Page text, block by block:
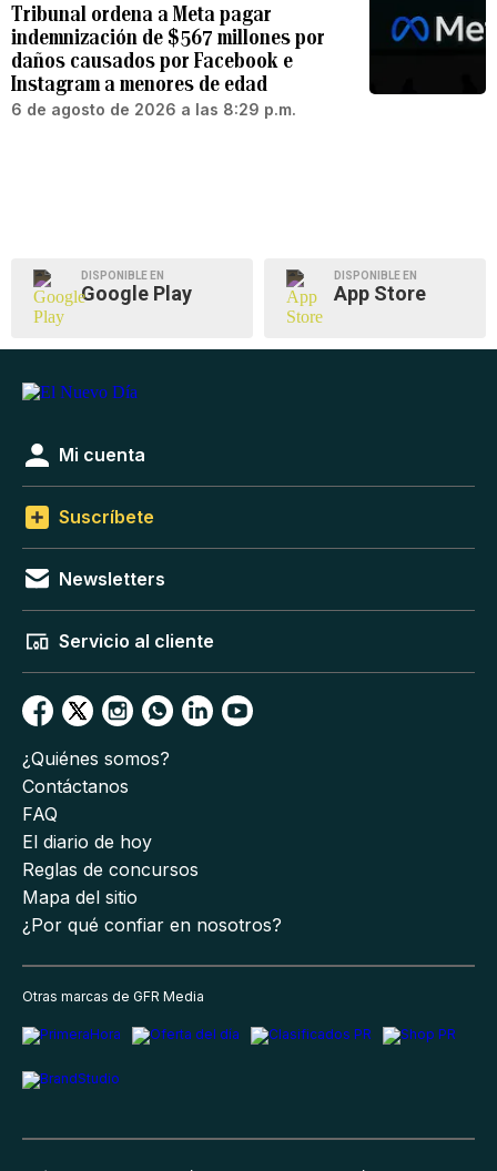
Tribunal ordena a Meta pagar
indemnización de $567 millones por
daños causados por Facebook e
Instagram a menores de edad
6 de agosto de 2026 a las 8:29 p.m.
DISPONIBLE EN
Google Play
DISPONIBLE EN
App Store
Mi cuenta
Suscríbete
Newsletters
Servicio al cliente
¿Quiénes somos?
Contáctanos
FAQ
El diario de hoy
Reglas de concursos
Mapa del sitio
¿Por qué confiar en nosotros?
Otras marcas de GFR Media